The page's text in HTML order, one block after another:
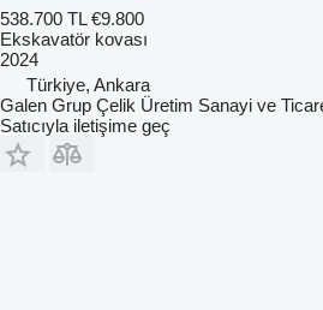
538.700 TL €9.800
Ekskavatör kovası
2024
Türkiye, Ankara
Galen Grup Çelik Üretim Sanayi ve
Satıcıyla iletişime geç